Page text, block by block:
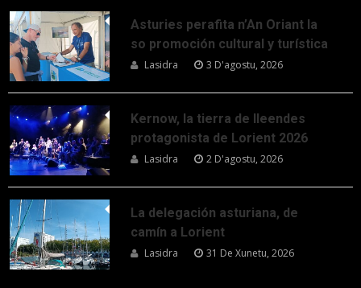
Asturies perafita n’An Oriant la
so promoción cultural y turística
Lasidra 3 D'agostu, 2026
Kernow, la tierra de lleendes
protagonista de Lorient 2026
Lasidra 2 D'agostu, 2026
La delegación asturiana, de
camín a Lorient
Lasidra 31 De Xunetu, 2026